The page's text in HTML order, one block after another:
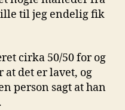
til jeg endelig fik
cirka 50/50 for og
det er lavet, og
person sagt at han